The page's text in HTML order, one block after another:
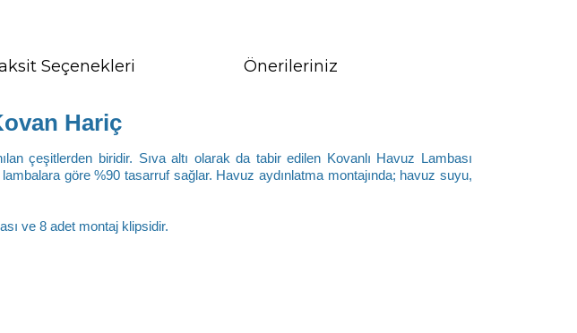
Seçenekleri Önerileriniz
Hariç
çeşitlerden biridir. Sıva altı olarak da tabir edilen Kovanlı Havuz Lambası
göre %90 tasarruf sağlar. Havuz aydınlatma montajında; havuz suyu,
ve 8 adet montaj klipsidir.